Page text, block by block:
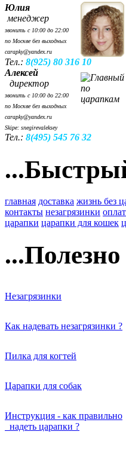
Юлия
менеджер
звонить с 10:00 до 22:00
по Москве без выходных
carapky@yandex.ru
Тел.: 8(925) 80 316 10
Алексей
директор
звонить с 10:00 до 22:00
по Москве без выходных
carapky@yandex.ru
Skipe: snegirevaleksey
Тел.: 8(495) 545 76 32
главная доставка жизнь без
контакты незагрязинки
царапки царапки для кошек
...Полезно
Незагрязинки
Как надевать незагрязинки ?
Пилка для когтей
Царапки для собак
Инструкция - как правильно
надеть царапки ?